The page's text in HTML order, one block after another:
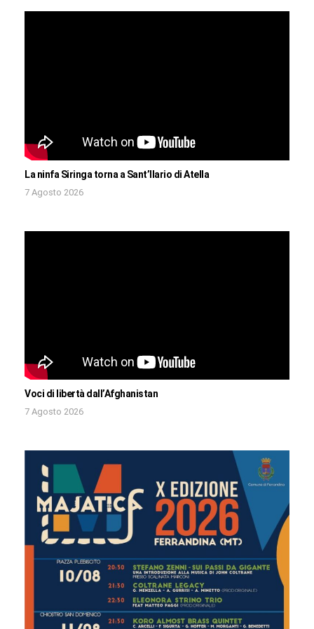
La ninfa Siringa torna a Sant’Ilario di Atella
7 Agosto 2026
Voci di libertà dall’Afghanistan
7 Agosto 2026